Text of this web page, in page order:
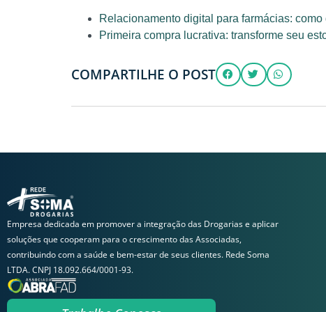
Relacionamento digital para farmácias:
Primeira compra lucrativa: transforme seu
COMPARTILHE O POST
Empresa dedicada em promover a integração das Drogarias e aplicar
soluções que cooperam para o crescimento das Associadas,
contribuindo com a saúde e bem-estar de seus clientes. Rede Soma
LTDA. CNPJ 18.092.664/0001-93.